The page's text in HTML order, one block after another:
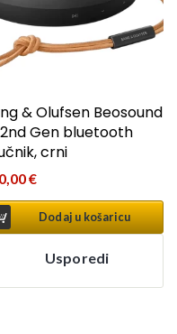
& Olufsen Beosound
2nd Gen bluetooth
crni
€
Dodaj u košaricu
Usporedi